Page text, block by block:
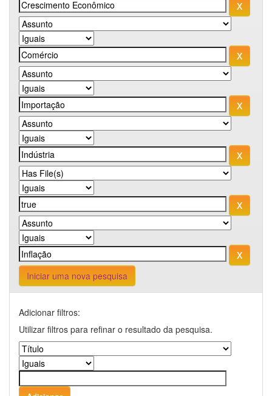
Iniciar uma nova pesquisa
Adicionar filtros:
Utilizar filtros para refinar o resultado da pesquisa.